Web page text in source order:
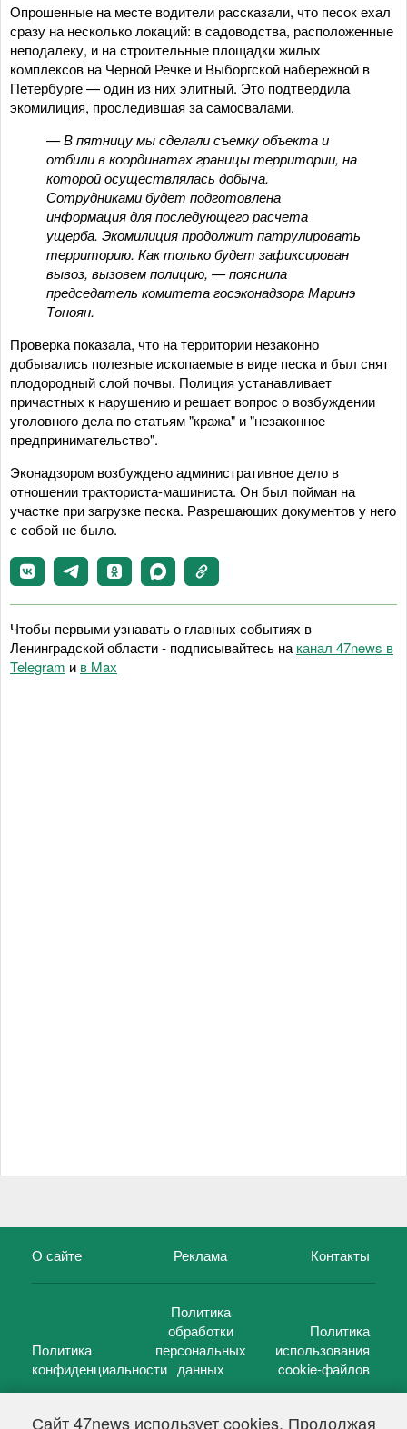
Сайт 47news использует cookies. Продолжая
Опрошенные на месте водители рассказали, что песок ехал
сразу на несколько локаций: в садоводства, расположенные
неподалеку, и на строительные площадки жилых
комплексов на Черной Речке и Выборгской набережной в
Петербурге — один из них элитный. Это подтвердила
экомилиция, проследившая за самосвалами.
— В пятницу мы сделали съемку объекта и
отбили в координатах границы территории, на
которой осуществлялась добыча.
Сотрудниками будет подготовлена
информация для последующего расчета
ущерба. Экомилиция продолжит патрулировать
территорию. Как только будет зафиксирован
вывоз, вызовем полицию, — пояснила
председатель комитета госэконадзора Маринэ
Тоноян.
Проверка показала, что на территории незаконно
добывались полезные ископаемые в виде песка и был снят
плодородный слой почвы. Полиция устанавливает
причастных к нарушению и решает вопрос о возбуждении
уголовного дела по статьям "кража" и "незаконное
предпринимательство".
Эконадзором возбуждено административное дело в
отношении тракториста-машиниста. Он был пойман на
участке при загрузке песка. Разрешающих документов у него
с собой не было.
Чтобы первыми узнавать о главных событиях в
Ленинградской области - подписывайтесь на канал 47news в
Telegram и в Maх
О сайте Реклама Контакты
Политика
конфиденциальности
Политика
обработки
персональных
данных
Политика
использования
cookie-файлов